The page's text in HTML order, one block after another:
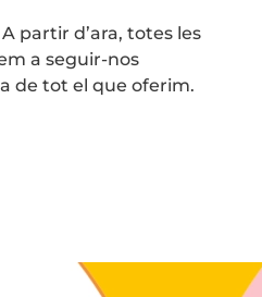
partir d’ara, totes les
a seguir-nos
de tot el que oferim.